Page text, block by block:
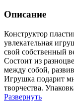
Описание
Конструктор
увлекательная
свой собственный
Состоит из
между собой,
Игрушка подарит
творчества.
Развернуть